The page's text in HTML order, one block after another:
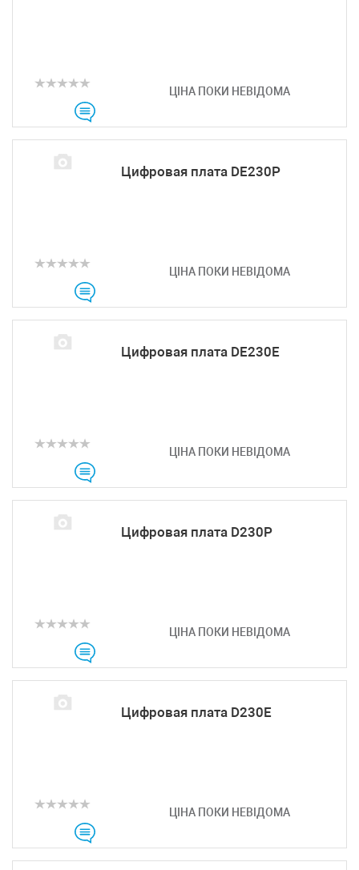
ЦІНА ПОКИ НЕВІДОМА
Цифровая плата DE230P
ЦІНА ПОКИ НЕВІДОМА
Цифровая плата DE230E
ЦІНА ПОКИ НЕВІДОМА
Цифровая плата D230P
ЦІНА ПОКИ НЕВІДОМА
Цифровая плата D230E
ЦІНА ПОКИ НЕВІДОМА